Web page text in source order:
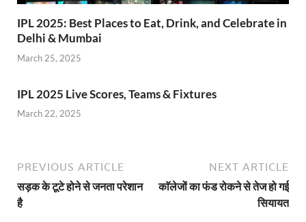
IPL 2025: Best Places to Eat, Drink, and Celebrate in
Delhi & Mumbai
March 25, 2025
IPL 2025 Live Scores, Teams & Fixtures
March 22, 2025
PREVIOUS ARTICLE
सड़क के टूटे होने से जनता परेशान
है
NEXT ARTICLE
काॅलेजों का फंड रोकने से तेज हो गई
सियायत